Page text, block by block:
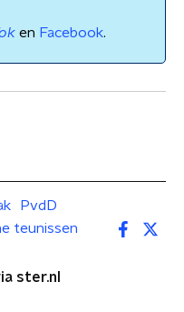
en Facebook.
PvdD
teunissen
ster.nl